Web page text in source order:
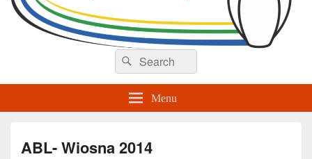
Sekcja Bowlingu – Rybnik
Search
for:
Search
Menu
ABL- Wiosna 2014